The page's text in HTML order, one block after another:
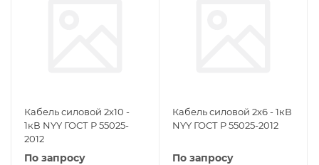
Кабель силовой 2х10 -
1кВ NYY ГОСТ Р 55025-
2012
По запросу
Кабель силовой 2х6 - 1кВ
NYY ГОСТ Р 55025-2012
По запросу